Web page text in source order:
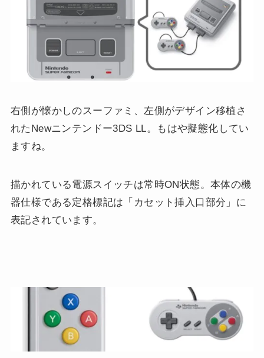
右側が懐かしのスーファミ、左側がデザイン移植さ
れたNewニンテンドー3DS LL。もはや擬態化してい
ますね。
描かれている電源スイッチは常時ON状態。本体の機
器仕様である定格標記は「カセット挿入口部分」に
表記されています。